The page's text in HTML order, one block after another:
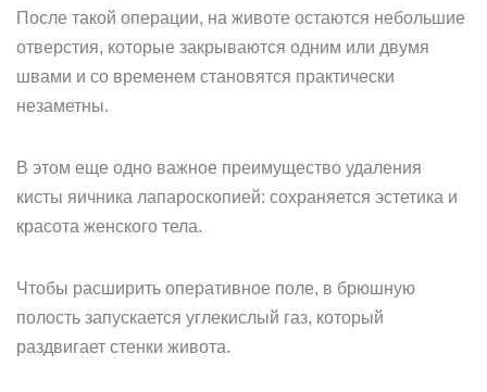
После такой операции, на животе остаются небольшие
отверстия, которые закрываются одним или двумя
швами и со временем становятся практически
незаметны.
В этом еще одно важное преимущество удаления
кисты яичника лапароскопией: сохраняется эстетика и
красота женского тела.
Чтобы расширить оперативное поле, в брюшную
полость запускается углекислый газ, который
раздвигает стенки живота.